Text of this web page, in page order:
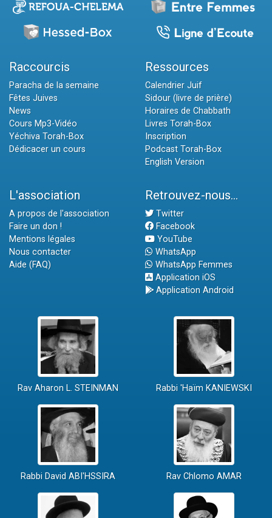
Raccourcis
Paracha de la semaine
Fêtes Juives
News
Cours Mp3-Vidéo
Yéchiva Torah-Box
Dédicacer un cours
Ressources
Calendrier Juif
Sidour (livre de prière)
Horaires de Chabbath
Livres Torah-Box
Inscription
Podcast Torah-Box
English Version
L'association
A propos de l'association
Faire un don !
Mentions légales
Nous contacter
Aide (FAQ)
Retrouvez-nous...
Twitter
Facebook
YouTube
WhatsApp
WhatsApp Femmes
Application iOS
Application Android
Rav Aharon L. STEINMAN Rabbi 'Haïm KANIEWSKI
Rabbi David ABI'HSSIRA Rav Chlomo AMAR